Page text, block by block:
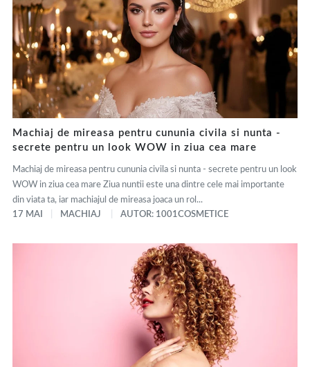
Machiaj de mireasa pentru cununia civila si nunta -
secrete pentru un look WOW in ziua cea mare
Machiaj de mireasa pentru cununia civila si nunta - secrete pentru un look
WOW in ziua cea mare Ziua nuntii este una dintre cele mai importante
din viata ta, iar machiajul de mireasa joaca un rol...
17 MAI
MACHIAJ AUTOR: 1001COSMETICE